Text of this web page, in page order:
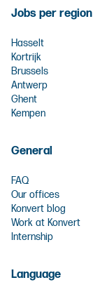
Jobs per region
Hasselt
Kortrijk
Brussels
Antwerp
Ghent
Kempen
General
FAQ
Our offices
Konvert blog
Work at Konvert
Internship
Language